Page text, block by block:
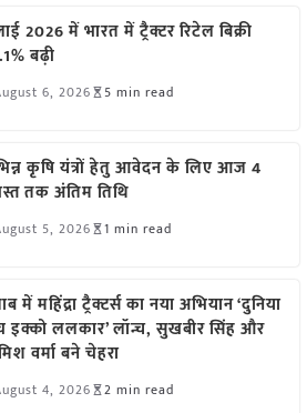
2026 में भारत में ट्रैक्टर रिटेल बिक्री
बढ़ी
6, 2026 5 min read
कृषि यंत्रों हेतु आवेदन के लिए आज 4
तक अंतिम तिथि
5, 2026 1 min read
में महिंद्रा ट्रैक्टर्स का नया अभियान ‘दुनिया
इक्को ललकार’ लॉन्च, सुखबीर सिंह और
वर्मा बने चेहरा
4, 2026 2 min read